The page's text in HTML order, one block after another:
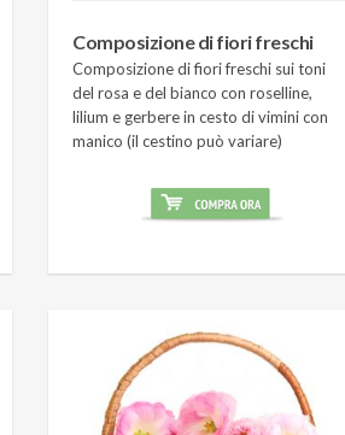
Composizione di fiori freschi
Composizione di fiori freschi sui toni
del rosa e del bianco con roselline,
lilium e gerbere in cesto di vimini con
manico (il cestino può variare)